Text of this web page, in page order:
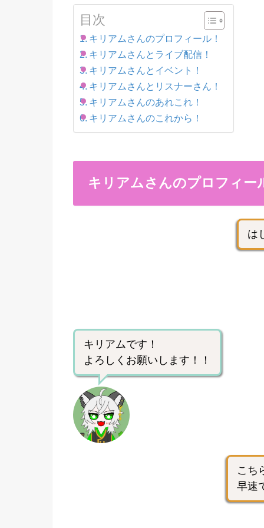
目次
キリアムさんのプロフィール！
キリアムさんとライブ配信！
キリアムさんとイベント！
キリアムさんとリスナーさん！
キリアムさんのあれこれ！
キリアムさんのこれから！
キリアムさんのプロフィー
は
キリアムです！
よろしくお願いします！！
こち
早速